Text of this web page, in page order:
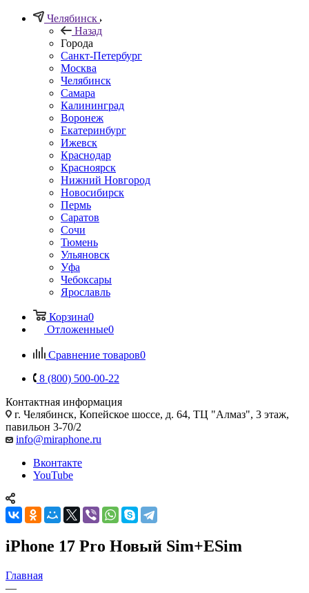
Челябинск
Назад
Города
Санкт-Петербург
Москва
Челябинск
Самара
Калининград
Воронеж
Екатеринбург
Ижевск
Краснодар
Красноярск
Нижний Новгород
Новосибирск
Пермь
Саратов
Сочи
Тюмень
Ульяновск
Уфа
Чебоксары
Ярославль
Корзина0
Отложенные0
Сравнение товаров0
8 (800) 500-00-22
Контактная информация
г. Челябинск, Копейское шоссе, д. 64, ТЦ "Алмаз", 3 этаж,
павильон 3-70/2
info@miraphone.ru
Вконтакте
YouTube
iPhone 17 Pro Новый Sim+ESim
Главная
—